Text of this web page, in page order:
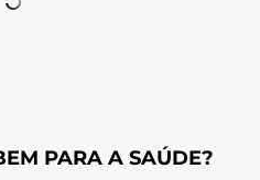
PARA A SAÚDE?